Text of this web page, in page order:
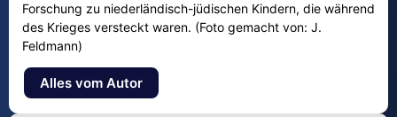
Forschung zu niederländisch-jüdischen Kindern, die während
des Krieges versteckt waren. (Foto gemacht von: J.
Feldmann)
Alles vom Autor